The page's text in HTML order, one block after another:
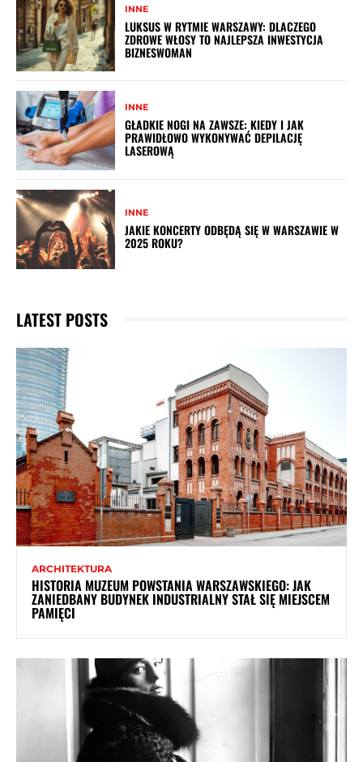
INNE
LUKSUS W RYTMIE WARSZAWY: DLACZEGO
ZDROWE WŁOSY TO NAJLEPSZA INWESTYCJA
BIZNESWOMAN
INNE
GŁADKIE NOGI NA ZAWSZE: KIEDY I JAK
PRAWIDŁOWO WYKONYWAĆ DEPILACJĘ
LASEROWĄ
INNE
JAKIE KONCERTY ODBĘDĄ SIĘ W WARSZAWIE W
2025 ROKU?
LATEST POSTS
ARCHITEKTURA
HISTORIA MUZEUM POWSTANIA WARSZAWSKIEGO: JAK
ZANIEDBANY BUDYNEK INDUSTRIALNY STAŁ SIĘ MIEJSCEM
PAMIĘCI